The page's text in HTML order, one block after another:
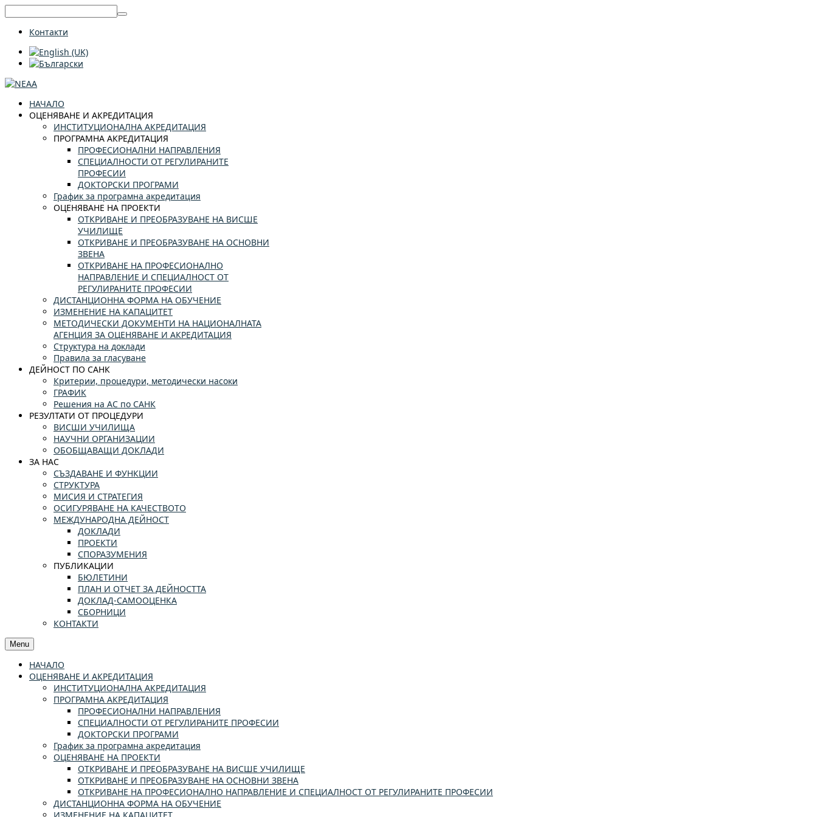
Контакти
НАЧАЛО
ОЦЕНЯВАНЕ И АКРЕДИТАЦИЯ
ИНСТИТУЦИОНАЛНА АКРЕДИТАЦИЯ
ПРОГРАМНА АКРЕДИТАЦИЯ
ПРОФЕСИОНАЛНИ НАПРАВЛЕНИЯ
СПЕЦИАЛНОСТИ ОТ РЕГУЛИРАНИТЕ
ПРОФЕСИИ
ДОКТОРСКИ ПРОГРАМИ
График за програмна акредитация
ОЦЕНЯВАНЕ НА ПРОЕКТИ
ОТКРИВАНЕ И ПРЕОБРАЗУВАНЕ НА ВИСШЕ
УЧИЛИЩЕ
ОТКРИВАНЕ И ПРЕОБРАЗУВАНЕ НА ОСНОВНИ
ЗВЕНА
ОТКРИВАНЕ НА ПРОФЕСИОНАЛНО
НАПРАВЛЕНИЕ И СПЕЦИАЛНОСТ ОТ
РЕГУЛИРАНИТЕ ПРОФЕСИИ
ДИСТАНЦИОННА ФОРМА НА ОБУЧЕНИЕ
ИЗМЕНЕНИЕ НА КАПАЦИТЕТ
МЕТОДИЧЕСКИ ДОКУМЕНТИ НА НАЦИОНАЛНАТА
АГЕНЦИЯ ЗА ОЦЕНЯВАНЕ И АКРЕДИТАЦИЯ
Структура на доклади
Правила за гласуване
ДЕЙНОСТ ПО САНК
Критерии, процедури, методически насоки
ГРАФИК
Решения на АС по САНК
РЕЗУЛТАТИ ОТ ПРОЦЕДУРИ
ВИСШИ УЧИЛИЩА
НАУЧНИ ОРГАНИЗАЦИИ
ОБОБЩАВАЩИ ДОКЛАДИ
ЗА НАС
СЪЗДАВАНЕ И ФУНКЦИИ
СТРУКТУРА
МИСИЯ И СТРАТЕГИЯ
ОСИГУРЯВАНЕ НА КАЧЕСТВОТО
МЕЖДУНАРОДНА ДЕЙНОСТ
ДОКЛАДИ
ПРОЕКТИ
СПОРАЗУМЕНИЯ
ПУБЛИКАЦИИ
БЮЛЕТИНИ
ПЛАН И ОТЧЕТ ЗА ДЕЙНОСТТА
ДОКЛАД-САМООЦЕНКА
СБОРНИЦИ
КОНТАКТИ
Menu
НАЧАЛО
ОЦЕНЯВАНЕ И АКРЕДИТАЦИЯ
ИНСТИТУЦИОНАЛНА АКРЕДИТАЦИЯ
ПРОГРАМНА АКРЕДИТАЦИЯ
ПРОФЕСИОНАЛНИ НАПРАВЛЕНИЯ
СПЕЦИАЛНОСТИ ОТ РЕГУЛИРАНИТЕ ПРОФЕСИИ
ДОКТОРСКИ ПРОГРАМИ
График за програмна акредитация
ОЦЕНЯВАНЕ НА ПРОЕКТИ
ОТКРИВАНЕ И ПРЕОБРАЗУВАНЕ НА ВИСШЕ УЧИЛИЩЕ
ОТКРИВАНЕ И ПРЕОБРАЗУВАНЕ НА ОСНОВНИ ЗВЕНА
ОТКРИВАНЕ НА ПРОФЕСИОНАЛНО НАПРАВЛЕНИЕ И СПЕЦИАЛНОСТ ОТ РЕГУЛИРАНИТЕ ПРОФЕСИИ
ДИСТАНЦИОННА ФОРМА НА ОБУЧЕНИЕ